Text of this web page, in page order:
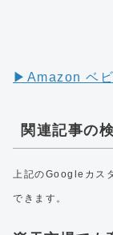
▶︎Amazon ベ
関連記事の
上記のGoogleカス
できます。